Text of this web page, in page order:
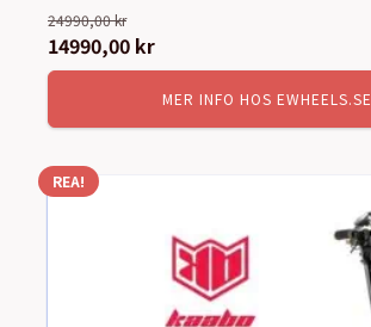
24990,00kr
Det
ursprungliga
var:
24990,00 kr.
14990,00 kr
nuvarande
priset
är:
MER INFO HOS EWHEELS.SE
REA!